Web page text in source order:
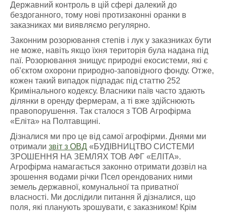
Державний контроль в цій сфері далекий до
бездоганного, тому нові протизаконні оранки в
заказниках ми виявляємо регулярно.
Законним розорювання степів і лук у заказниках бути
не може, навіть якщо їхня територія була надана під
паї. Розорювання знищує природні екосистеми, які є
об’єктом охорони природно-заповідного фонду. Отже,
кожен такий випадок підпадає під статтю 252
Кримінального кодексу. Власники паїв часто здають
ділянки в оренду фермерам, а ті вже здійснюють
правопорушення. Так сталося з ТОВ Агрофірма
«Еліта» на Полтавщині.
Дізналися ми про це від самої агрофірми. Днями ми
отримали звіт з ОВД «БУДІВНИЦТВО СИСТЕМИ
ЗРОШЕННЯ НА ЗЕМЛЯХ ТОВ АФГ «ЕЛІТА».
Агрофірма намагається законно отримати дозвіл на
зрошення водами річки Псел орендованих ними
земель державної, комунальної та приватної
власності. Ми дослідили питання й дізналися, що
поля, які планують зрошувати, є заказником! Крім